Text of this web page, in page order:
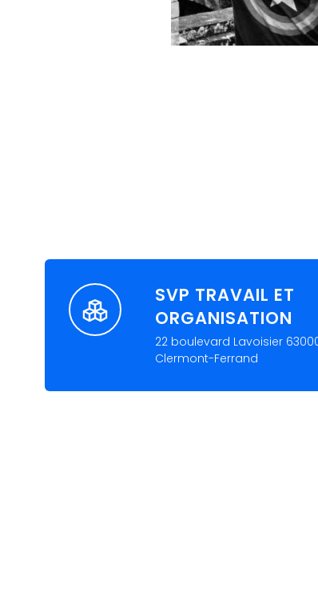
SVP TRAVAIL ET
ORGANISATION
22 boulevard Lavoisier
Clermont-Ferrand